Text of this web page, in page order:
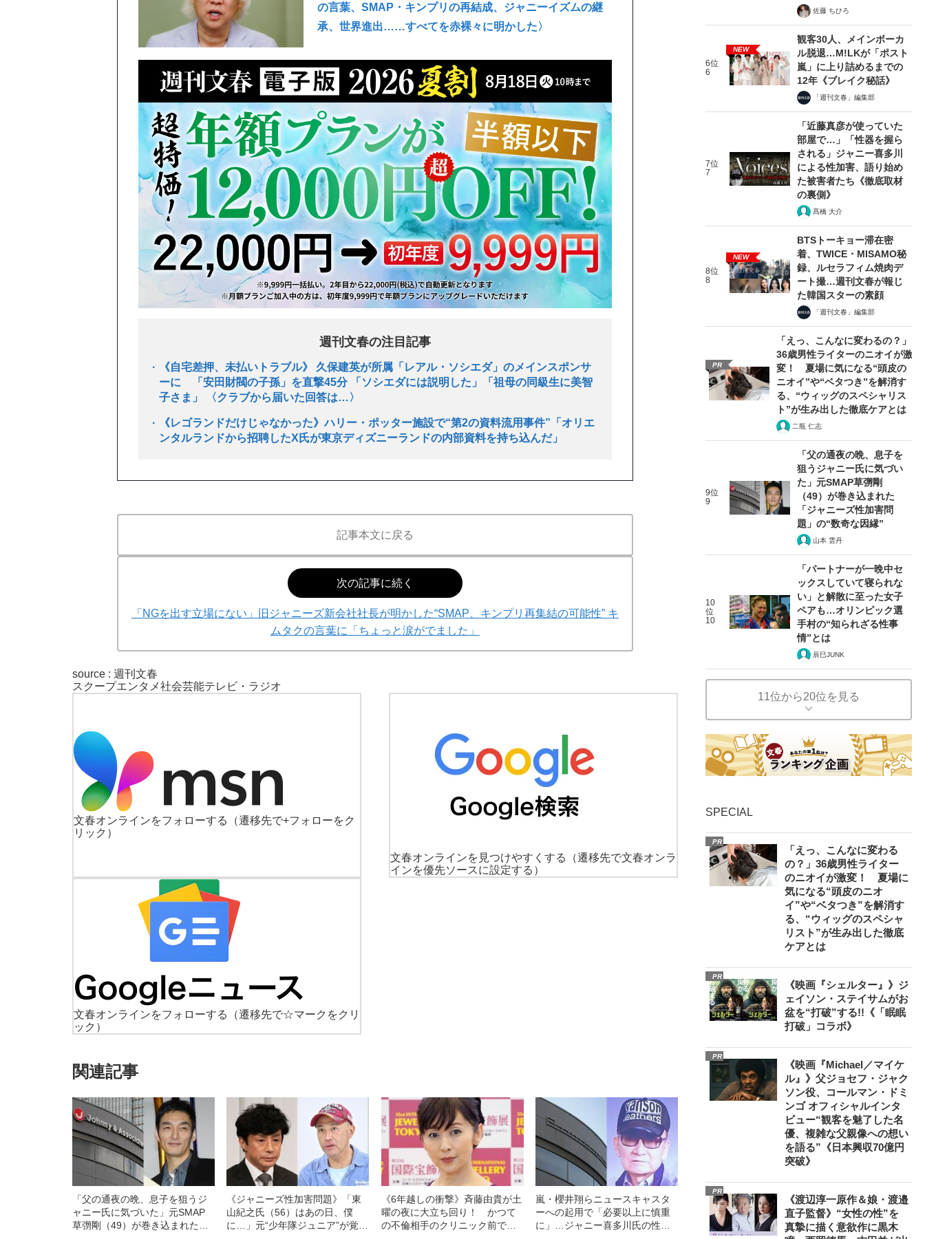
の言葉、SMAP・キンプリの再結成、ジャニーイズムの継
承、世界進出……すべてを赤裸々に明かした〉
週刊文春の注目記事
《自宅差押、未払いトラブル》 久保建英が所属「レアル・ソシエダ」のメインスポンサ
ーに 「安田財閥の子孫」を直撃45分 「ソシエダには説明した」「祖母の同級生に美智
子さま」 〈クラブから届いた回答は…〉
《レゴランドだけじゃなかった》ハリー・ポッター施設で“第2の資料流用事件”「オリエ
ンタルランドから招聘したX氏が東京ディズニーランドの内部資料を持ち込んだ」
記事本文に戻る
次の記事に続く
「NGを出す立場にない」旧ジャニーズ新会社社長が明かした“SMAP、キンプリ再集結の可能性” キ
ムタクの言葉に「ちょっと涙がでました」
source : 週刊文春
スクープエンタメ社会芸能テレビ・ラジオ
文春オンラインをフォローする
（遷移先で+フォローをク
リック）
文春オンラインを見つけやすくする
（遷移先で文春オンラ
インを優先ソースに設定する）
文春オンラインをフォローする
（遷移先で☆マークをクリ
ック）
関連記事
「父の通夜の晩、息子を狙うジ
ャニー氏に気づいた」元SMAP
草彅剛（49）が巻き込まれた
《ジャニーズ性加害問題》「東
山紀之氏（56）はあの日、僕
に…」元“少年隊ジュニア”が覚悟
《6年越しの衝撃》斉藤由貴が土
曜の夜に大立ち回り！ かつて
の不倫相手のクリニック前で泣
嵐・櫻井翔らニュースキャスタ
ーへの起用で「必要以上に慎重
に」…ジャニー喜多川氏の性加
佐藤 ちひろ
6位
6
NEW
観客30人、メインボーカ
ル脱退…M!LKが「ポスト
嵐」に上り詰めるまでの
12年《ブレイク秘話》
「週刊文春」編集部
7位
7
「近藤真彦が使っていた
部屋で…」「性器を握ら
される」ジャニー喜多川
による性加害、語り始め
た被害者たち《徹底取材
の裏側》
髙橋 大介
8位
8
NEW
BTSトーキョー滞在密
着、TWICE・MISAMO秘
録、ルセラフィム焼肉デ
ート撮…週刊文春が報じ
た韓国スターの素顔
「週刊文春」編集部
PR
「えっ、こんなに変わるの？」
36歳男性ライターのニオイが激
変！ 夏場に気になる“頭皮の
ニオイ”や“ベタつき”を解消す
る、“ウィッグのスペシャリス
ト”が生み出した徹底ケアとは
二瓶 仁志
9位
9
「父の通夜の晩、息子を
狙うジャニー氏に気づい
た」元SMAP草彅剛
（49）が巻き込まれた
「ジャニーズ性加害問
題」の“数奇な因縁”
山本 雲丹
10
位
10
「パートナーが一晩中セ
ックスしていて寝られな
い」と解散に至った女子
ペアも…オリンピック選
手村の“知られざる性事
情”とは
辰巳JUNK
11位から20位を見る
SPECIAL
PR
「えっ、こんなに変わる
の？」36歳男性ライター
のニオイが激変！ 夏場に
気になる“頭皮のニオ
イ”や“ベタつき”を解消す
る、“ウィッグのスペシャ
リスト”が生み出した徹底
ケアとは
PR
《映画『シェルター』》ジ
ェイソン・ステイサムがお
盆を“打破”する!!《「眠眠
打破」コラボ》
PR
《映画『Michael／マイケ
ル』》父ジョセフ・ジャク
ソン役、コールマン・ドミ
ンゴ オフィシャルインタ
ビュー“観客を魅了した名
優、複雑な父親像への想い
を語る”《日本興収70億円
突破》
PR
《渡辺淳一原作＆娘・渡邉
直子監督》“女性の性”を
真摯に描く意欲作に黒木